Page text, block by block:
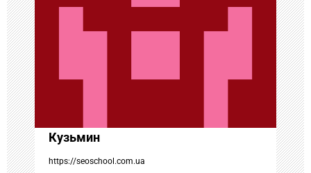
п
о
з
а
п
Кузьмин
https://seoschool.com.ua